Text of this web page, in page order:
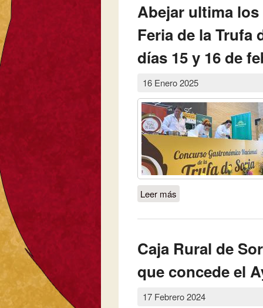
Abejar ultima los
Feria de la Trufa
días 15 y 16 de
16 Enero 2025
Leer más
Caja Rural de
que concede el
17 Febrero 2024